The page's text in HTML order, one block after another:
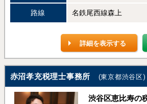
路線 名鉄尾西線森上
詳細を表示する
赤沼孝充税理士事務所 (東京都渋谷区)
渋谷区恵比寿の